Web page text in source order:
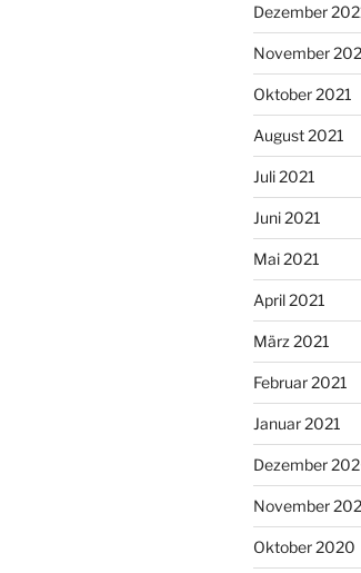
Dezember
November
Oktober 2021
August 2021
Juli 2021
Juni 2021
Mai 2021
April 2021
März 2021
Februar 2021
Januar 2021
Dezember
November
Oktober 2020